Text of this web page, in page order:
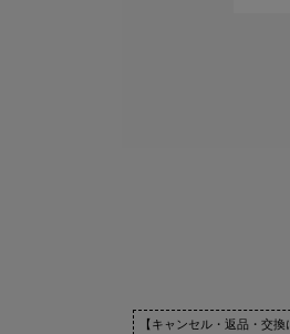
【キャンセル・返品・交換